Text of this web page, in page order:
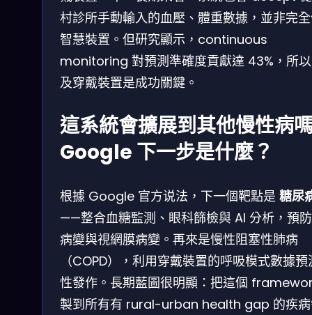
村診所手動輸入的血壓、體重數據，並非完
智慧裝置。但研究顯示，continuous
monitoring 對預測準確度貢獻達 43%，所
及穿戴裝置是成功關鍵。
這系統會擴展到其他慢性病
Google 下一步是什麼？
根據 Google 官方说法，下一個靶點是 糖尿
——整合血糖監測、眼科篩檢與 AI 分析，預
病變與視網膜病變。再來是慢性阻塞性肺病
（COPD），利用穿戴裝置的呼吸模式數據
性發作。長期藍圖很明顯：把這個
製到所有有 rural-urban health gap 的疾